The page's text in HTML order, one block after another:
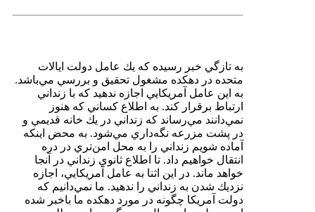
به تازگي خبر رسيده كه يك عامل دولت ايالات
متحده در دهكده مشغول تحقيق و بررسي مي‌باشد.
به اين عامل آمريكايي اجازه ندهيد كه با زنداني
ارتباط برقرار كند. به اطلاع كساني كه هنوز
نمي‌دانند مي‌رساند كه زنداني در يك خانه قديمي و
در پشت مزرعه نگه‌داري مي‌شود. به محض اينكه
آماده شويم زنداني را به محل امن‌تري در دره
انتقال خواهيم داد. تا اطلاع ثانوي زنداني در آنجا
خواهد ماند. در اين اثنا به عامل آمريكايي، اجازه
نزديك شدن به زنداني را ندهيد. ما نمي‌دانيم كه
دولت آمريكا چگونه در مورد دهكده ما باخبر شده